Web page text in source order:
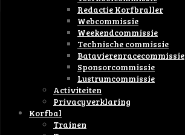
Redactie Korfbraller
Webcommissie
Weekendcommissie
Technische commissie
Batavierenracecommissie
Sponsorcommissie
Lustrumcommissie
Activiteiten
Privacyverklaring
Korfbal
Trainen